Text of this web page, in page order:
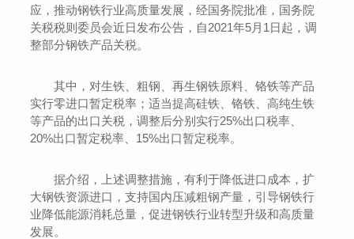
应，推动钢铁行业高质量发展，经国务院批准，国务院
关税税则委员会近日发布公告，自2021年5月1日起，调
整部分钢铁产品关税。
其中，对生铁、粗钢、再生钢铁原料、铬铁等产品
实行零进口暂定税率；适当提高硅铁、铬铁、高纯生铁
等产品的出口关税，调整后分别实行25%出口税率、
20%出口暂定税率、15%出口暂定税率。
据介绍，上述调整措施，有利于降低进口成本，扩
大钢铁资源进口，支持国内压减粗钢产量，引导钢铁行
业降低能源消耗总量，促进钢铁行业转型升级和高质量
发展。